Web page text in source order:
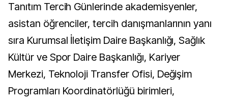
Tanıtım Tercih Günlerinde akademisyenler,
asistan öğrenciler, tercih danışmanlarının yanı
sıra Kurumsal İletişim Daire Başkanlığı, Sağlık
Kültür ve Spor Daire Başkanlığı, Kariyer
Merkezi, Teknoloji Transfer Ofisi, Değişim
Programları Koordinatörlüğü birimleri,